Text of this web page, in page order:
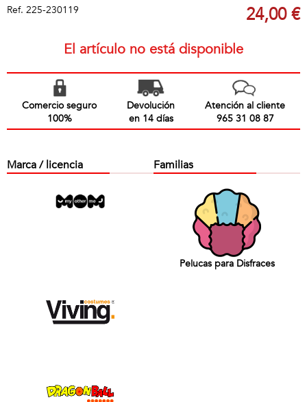
Ref. 225-230119 24,00 €
El artículo no está disponible
Comercio seguro
100%
Devolución
en 14 días
Atención al cliente
965 31 08 87
Marca / licencia Familias
Pelucas para Disfraces